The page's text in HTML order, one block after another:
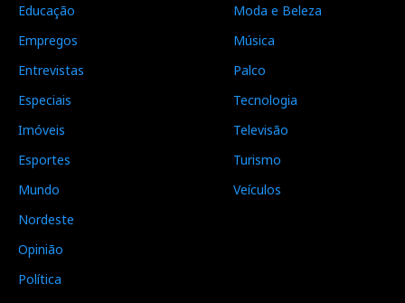
Educação
Empregos
Entrevistas
Especiais
Imóveis
Esportes
Mundo
Nordeste
Opinião
Política
Moda e Beleza
Música
Palco
Tecnologia
Televisão
Turismo
Veículos